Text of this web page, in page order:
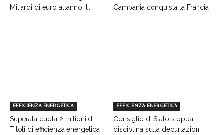
Miliardi di euro all’anno il...
Campania conquista la Francia
EFFICIENZA ENERGETICA
Superata quota 2 milioni di
Titoli di efficienza energetica
EFFICIENZA ENERGETICA
Consiglio di Stato stoppa
disciplina sulla decurtazioni